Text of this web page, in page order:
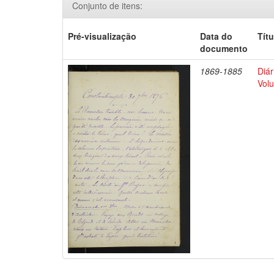
Conjunto de itens:
Pré-visualização
Data do
documento
1869-1885